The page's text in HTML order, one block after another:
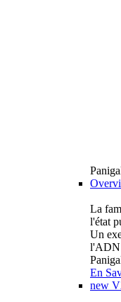
La
l'état
Un
l'ADN
En
new